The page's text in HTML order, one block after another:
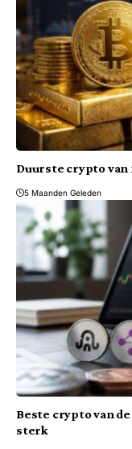
Duurste crypto van
5 Maanden Geleden
Beste crypto van
sterk